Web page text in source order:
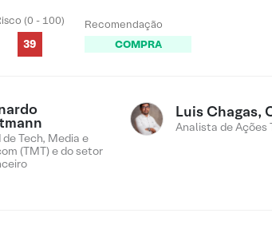
(0 - 100)
39
Recomendação
COMPRA
de Tech, Media e
(TMT) e do setor
Luis Chagas,
Analista de Ações